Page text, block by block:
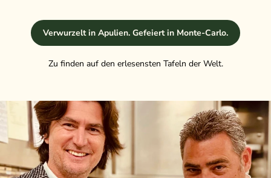
Verwurzelt in Apulien. Gefeiert in Monte-Carlo.
Zu finden auf den erlesensten Tafeln der Welt.